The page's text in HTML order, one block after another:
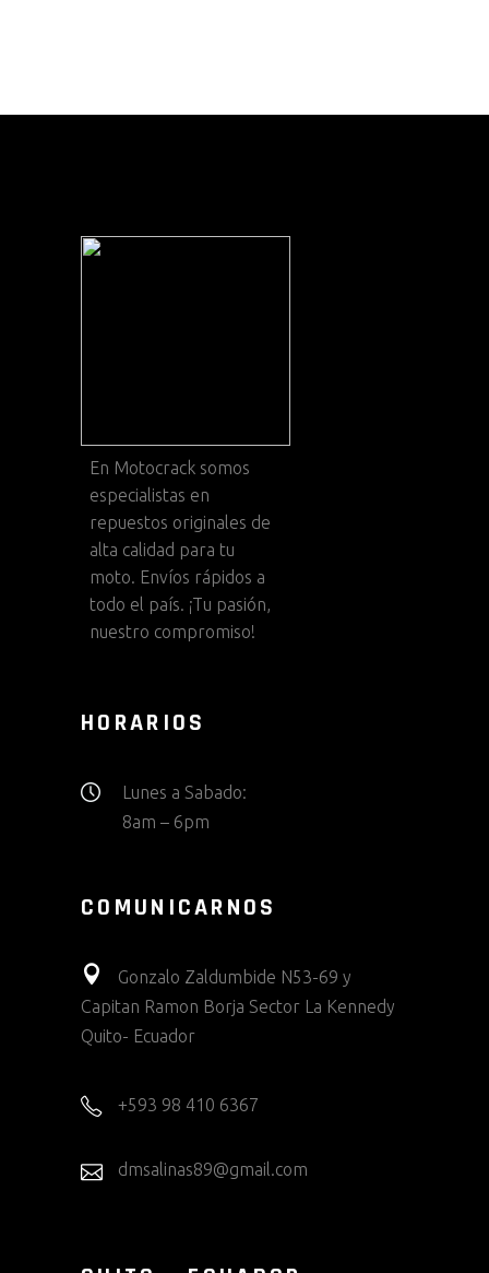
En Motocrack somos
especialistas en
repuestos originales de
alta calidad para tu
moto. Envíos rápidos a
todo el país. ¡Tu pasión,
nuestro compromiso!
HORARIOS
Lunes a Sabado:
8am – 6pm
COMUNICARNOS
Gonzalo Zaldumbide N53-69 y
Capitan Ramon Borja Sector La Kennedy
Quito- Ecuador
+593 98 410 6367
dmsalinas89@gmail.com